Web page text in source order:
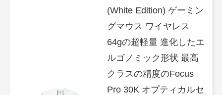
(White Edition) ゲーミン
グマウス ワイヤレス
64gの超軽量 進化したエ
ルゴノミック形状 最高
クラスの精度のFocus
Pro 30K オプティカルセ